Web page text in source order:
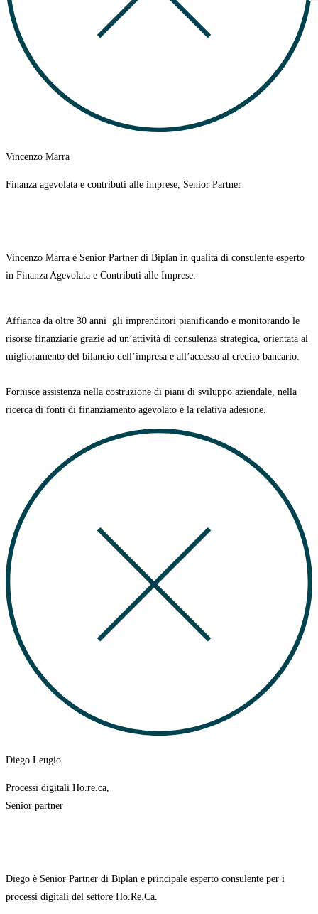
Vincenzo Marra
Finanza agevolata e contributi alle imprese, Senior Partner
Vincenzo Marra è Senior Partner di Biplan in qualità di consulente esperto
in Finanza Agevolata e Contributi alle Imprese.
Affianca da oltre 30 anni gli imprenditori pianificando e monitorando le
risorse finanziarie grazie ad un’attività di consulenza strategica, orientata al
miglioramento del bilancio dell’impresa e all’accesso al credito bancario.
Fornisce assistenza nella costruzione di piani di sviluppo aziendale, nella
ricerca di fonti di finanziamento agevolato e la relativa adesione.
Diego Leugio
Processi digitali Ho.re.ca,
Senior partner
Diego è Senior Partner di Biplan e principale esperto consulente per i
processi digitali del settore Ho.Re.Ca.